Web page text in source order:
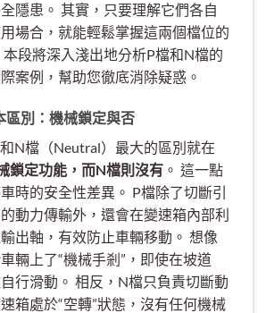
隱患。 其實，只要理解它們各自
場合，就能輕鬆掌握這兩個檔位的
段將深入淺出地分析P檔和N檔的
案例，幫助您徹底消除疑惑。
區別：機械鎖定與否
N檔（Neutral）最大的區別就在
鎖定功能，而N檔則沒有 。 這一點
時的安全性差異。 P檔除了切斷引
動力傳輸外，還會在變速箱內部利
出軸，有效防止車輛移動。 想像
輛上了“機械手剎”，即使在坡道
行滑動。 相反，N檔只負責切斷動
箱處於“空轉”狀態，沒有任何機械